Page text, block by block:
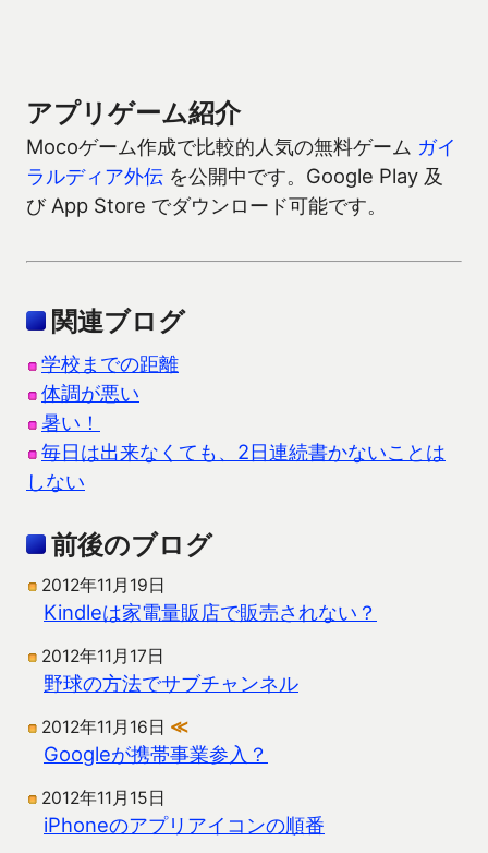
アプリゲーム紹介
Mocoゲーム作成で比較的人気の無料ゲーム ガイ
ラルディア外伝 を公開中です。Google Play 及
び App Store でダウンロード可能です。
関連ブログ
学校までの距離
体調が悪い
暑い！
毎日は出来なくても、2日連続書かないことは
しない
前後のブログ
2012年11月19日
Kindleは家電量販店で販売されない？
2012年11月17日
野球の方法でサブチャンネル
2012年11月16日 ≪
Googleが携帯事業参入？
2012年11月15日
iPhoneのアプリアイコンの順番